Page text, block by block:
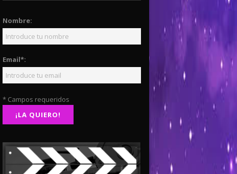
Nombre:
Email*:
* Campos requeridos